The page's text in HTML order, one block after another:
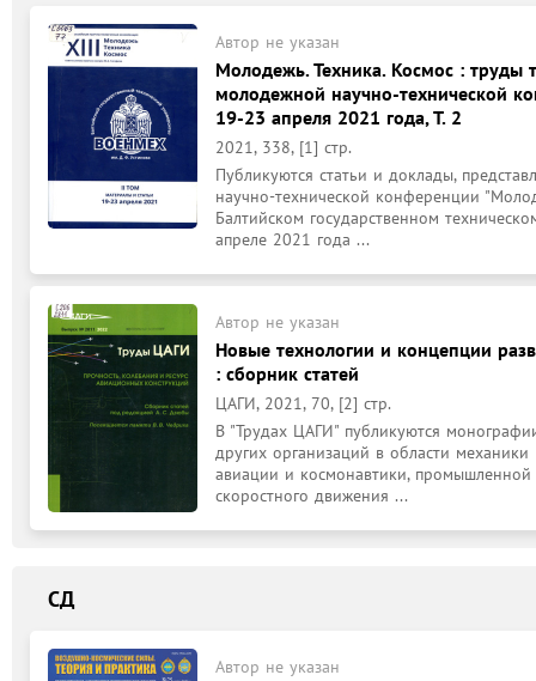
Автор не указан
Молодежь. Техника. Космос : труды
молодежной научно-технической
19-23 апреля 2021 года, Т. 2
2021, 338, [1] стр.
Публикуются статьи и доклады,
научно-технической конференции
Балтийском государственном
апреле 2021 года ...
Автор не указан
Новые технологии и концепции
: сборник статей
ЦАГИ, 2021, 70, [2] стр.
В "Трудах ЦАГИ" публикуются
других организаций в области
авиации и космонавтики,
скоростного движения ...
СД
Автор не указан